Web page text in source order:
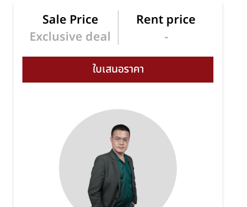
Sale Price
Exclusive deal
Rent price
-